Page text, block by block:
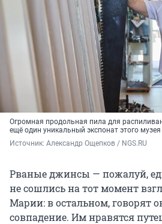
Огромная продольная пила для
ещё один уникальный экспонат этого музея
Источник: Александр Ощепков / NGS.RU
Рваные джинсы — пожалуй,
не сошлись на тот момент
Марии: в остальном, говорят
совпадение. Им нравятся